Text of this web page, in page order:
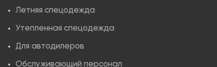
Летняя спецодежда
Утепленная спецодежда
Для автодилеров
Обслуживающий персонал